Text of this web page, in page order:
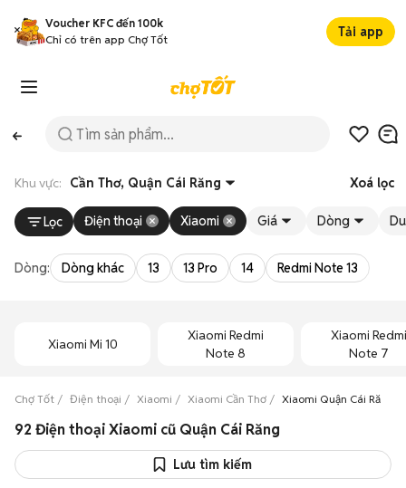
Voucher KFC đến 100k
Chỉ có trên app Chợ Tốt
Tải app
Khu vực: Cần Thơ, Quận Cái Răng Xoá lọc
Lọc Điện thoại Xiaomi Giá Dòng
Dòng: Dòng khác 13 13 Pro 14 Redmi Note 13
Xiaomi Mi 10
Xiaomi Redmi
Note 8
Xiaomi Redmi
Note 7
Chợ Tốt Điện thoại Xiaomi Xiaomi Cần Thơ Xiaomi Quận Cái Răng
92 Điện thoại Xiaomi cũ Quận Cái Răng
Lưu tìm kiếm